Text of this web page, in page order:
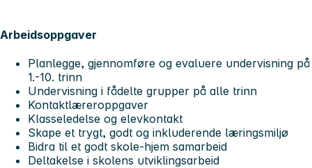
Arbeidsoppgaver
Planlegge, gjennomføre og evaluere undervisning på
1.-10. trinn
Undervisning i fådelte grupper på alle trinn
Kontaktlæreroppgaver
Klasseledelse og elevkontakt
Skape et trygt, godt og inkluderende læringsmiljø
Bidra til et godt skole-hjem samarbeid
Deltakelse i skolens utviklingsarbeid